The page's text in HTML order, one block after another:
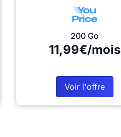
200 Go
11,99€/mois
Voir l'offre